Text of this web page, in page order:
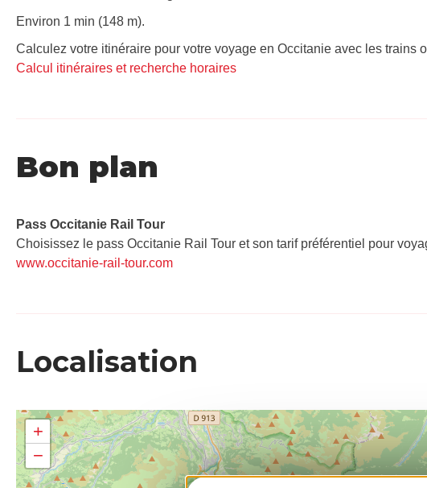
Environ 1 min (148 m).
Calculez votre itinéraire pour votre voyage en Occitanie avec les trains
Calcul itinéraires et recherche horaires
Bon plan
Pass Occitanie Rail Tour​
Choisissez le pass Occitanie Rail Tour et son tarif préférentiel pour
www.occitanie-rail-tour.com
Localisation
+
−